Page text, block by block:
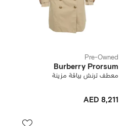
Pre-Owned
Burberry Prorsum
معطف ترنش بياقة مزينة
AED 8,211